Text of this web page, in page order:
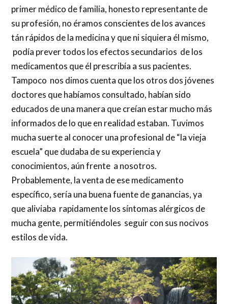
primer médico de familia, honesto representante de
su profesión, no éramos conscientes de los avances
tán rápidos de la medicina y que ni siquiera él mismo,
podía prever todos los efectos secundarios de los
medicamentos que él prescribía a sus pacientes.
Tampoco nos dimos cuenta que los otros dos jóvenes
doctores que habíamos consultado, habían sido
educados de una manera que creían estar mucho más
informados de lo que en realidad estaban. Tuvimos
mucha suerte al conocer una profesional de “la vieja
escuela” que dudaba de su experiencia y
conocimientos, aún frente a nosotros.
Probablemente, la venta de ese medicamento
específico, sería una buena fuente de ganancias, ya
que aliviaba rapidamente los síntomas alérgicos de
mucha gente, permitiéndoles seguir con sus nocivos
estilos de vida.